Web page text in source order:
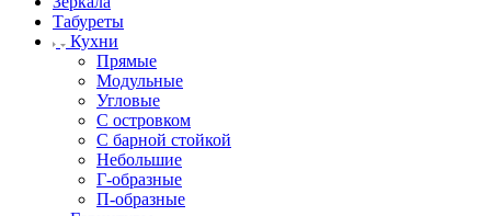
Табуреты
Кухни
Прямые
Модульные
Угловые
С островком
С барной стойкой
Небольшие
Г-образные
П-образные